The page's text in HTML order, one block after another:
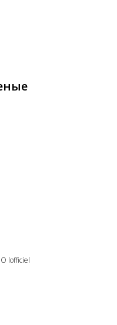
lofficiel